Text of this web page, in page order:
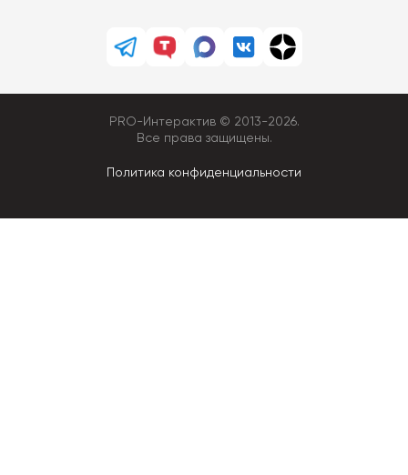
PRO-Интерактив © 2013-2026.
Все права защищены.
Политика конфиденциальности